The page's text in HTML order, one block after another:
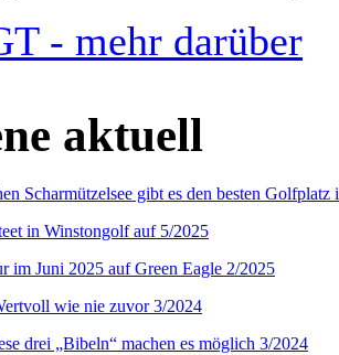
- mehr darüber
aktuell
Scharmützelsee gibt es den besten
in Winstongolf auf 5/2025
im Juni 2025 auf Green Eagle 2/2025
wie nie zuvor 3/2024
drei „Bibeln“ machen es möglich 3/2024